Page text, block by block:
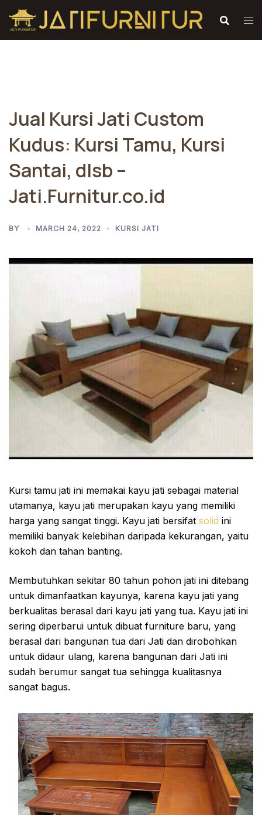
Skip
content
Jual Kursi Jati Custom
Kudus: Kursi Tamu, Kursi
Santai, dlsb –
Jati.Furnitur.co.id
BY MARCH 24, 2022 KURSI JATI
Kursi tamu jati ini memakai kayu jati sebagai material
utamanya, kayu jati merupakan kayu yang memiliki
harga yang sangat tinggi. Kayu jati bersifat solid ini
memiliki banyak kelebihan daripada kekurangan, yaitu
kokoh dan tahan banting.
Membutuhkan sekitar 80 tahun pohon jati ini ditebang
untuk dimanfaatkan kayunya, karena kayu jati yang
berkualitas berasal dari kayu jati yang tua. Kayu jati ini
sering diperbarui untuk dibuat furniture baru, yang
berasal dari bangunan tua dari Jati dan dirobohkan
untuk didaur ulang, karena bangunan dari Jati ini
sudah berumur sangat tua sehingga kualitasnya
sangat bagus.